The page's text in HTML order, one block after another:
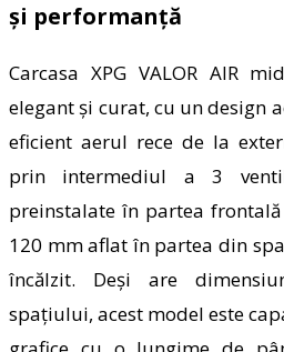
și performanță
Carcasa XPG VALOR AIR
elegant și curat, cu un design
eficient aerul rece de la
prin intermediul a 3
preinstalate în partea
120 mmaflat în partea din
încălzit. Deși are
spațiului, acest model este